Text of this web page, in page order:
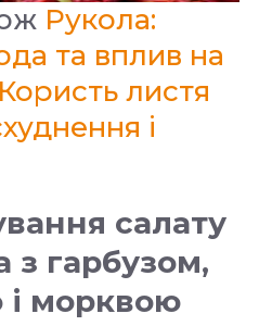
Рукола:
та вплив на
Користь листя
і
салату
з гарбузом,
морквою